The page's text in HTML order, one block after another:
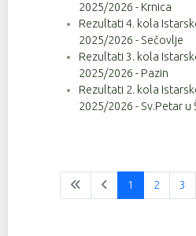
2025/2026 - Krnica
Rezultati 4. kola
2025/2026 - Sečovlje
Rezultati 3. kola
2025/2026 - Pazin
Rezultati 2. kola
2025/2026 - Sv.Petar u
1 2 3